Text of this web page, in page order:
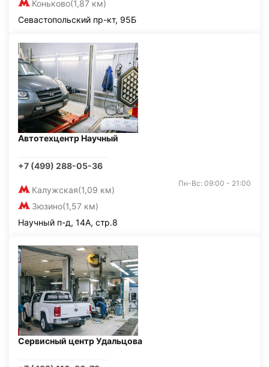
Коньково(1,87 км)
Севастопольский пр-кт, 95Б
Автотехцентр Научный
+7 (499) 288-05-36
Калужская(1,09 км)
Зюзино(1,57 км)
Пн-Вс: 09:00 - 21:00
Научный п-д, 14А, стр.8
Сервисный центр Удальцова